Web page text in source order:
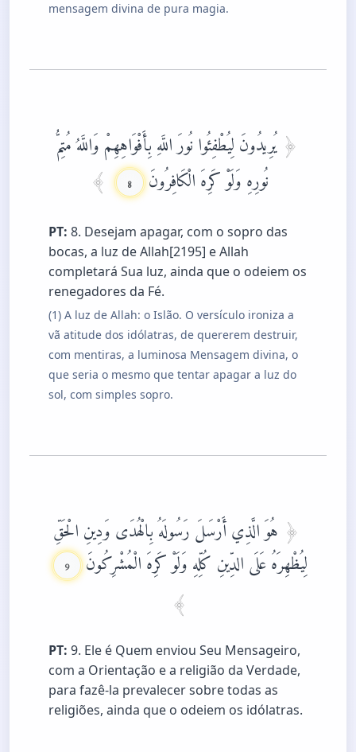
mensagem divina de pura magia.
يُرِيدُونَ لِيُطْفِئُوا نُورَ اللَّهِ بِأَفْوَاهِهِمْ وَاللَّهُ مُتِمُّ
نُورِهِ وَلَوْ كَرِهَ الْكَافِرُونَ 8
PT: 8. Desejam apagar, com o sopro das
bocas, a luz de Allah[2195] e Allah
completará Sua luz, ainda que o odeiem os
renegadores da Fé.
(1) A luz de Allah: o Islão. O versículo ironiza a
vã atitude dos idólatras, de quererem destruir,
com mentiras, a luminosa Mensagem divina, o
que seria o mesmo que tentar apagar a luz do
sol, com simples sopro.
هُوَ الَّذِي أَرْسَلَ رَسُولَهُ بِالْهُدَى وَدِينِ الْحَقِّ
لِيُظْهِرَهُ عَلَى الدِّينِ كُلِّهِ وَلَوْ كَرِهَ الْمُشْرِكُونَ 9
PT: 9. Ele é Quem enviou Seu Mensageiro,
com a Orientação e a religião da Verdade,
para fazê-la prevalecer sobre todas as
religiões, ainda que o odeiem os idólatras.